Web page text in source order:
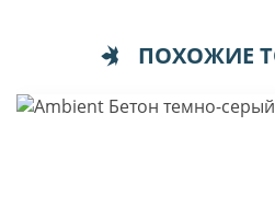
ПОХОЖИЕ